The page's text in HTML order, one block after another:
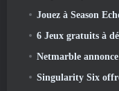
Jouez à Season
6 Jeux gratuits à
Netmarble annonce la pré-
Singularity Six offre un aperçu